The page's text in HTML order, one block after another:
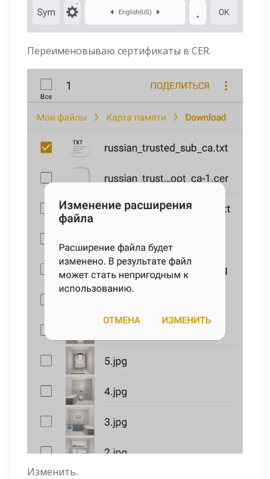
Переименовываю сертификаты в CER.
Изменить.